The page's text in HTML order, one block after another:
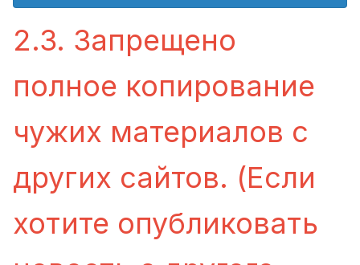
2.3. Запрещено
полное копирование
чужих материалов с
других сайтов. (Если
хотите опубликовать